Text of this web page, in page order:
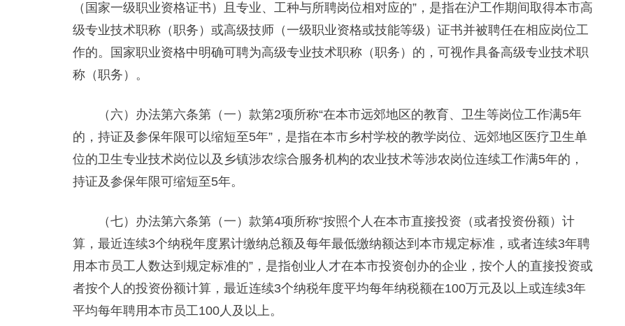
（国家一级职业资格证书）且专业、工种与所聘岗位相对应的”，是指在沪工作期间取得本市高
级专业技术职称（职务）或高级技师（一级职业资格或技能等级）证书并被聘任在相应岗位工
作的。国家职业资格中明确可聘为高级专业技术职称（职务）的，可视作具备高级专业技术职
称（职务）。
（六）办法第六条第（一）款第2项所称“在本市远郊地区的教育、卫生等岗位工作满5年
的，持证及参保年限可以缩短至5年”，是指在本市乡村学校的教学岗位、远郊地区医疗卫生单
位的卫生专业技术岗位以及乡镇涉农综合服务机构的农业技术等涉农岗位连续工作满5年的，
持证及参保年限可缩短至5年。
（七）办法第六条第（一）款第4项所称“按照个人在本市直接投资（或者投资份额）计
算，最近连续3个纳税年度累计缴纳总额及每年最低缴纳额达到本市规定标准，或者连续3年聘
用本市员工人数达到规定标准的”，是指创业人才在本市投资创办的企业，按个人的直接投资或
者按个人的投资份额计算，最近连续3个纳税年度平均每年纳税额在100万元及以上或连续3年
平均每年聘用本市员工100人及以上。